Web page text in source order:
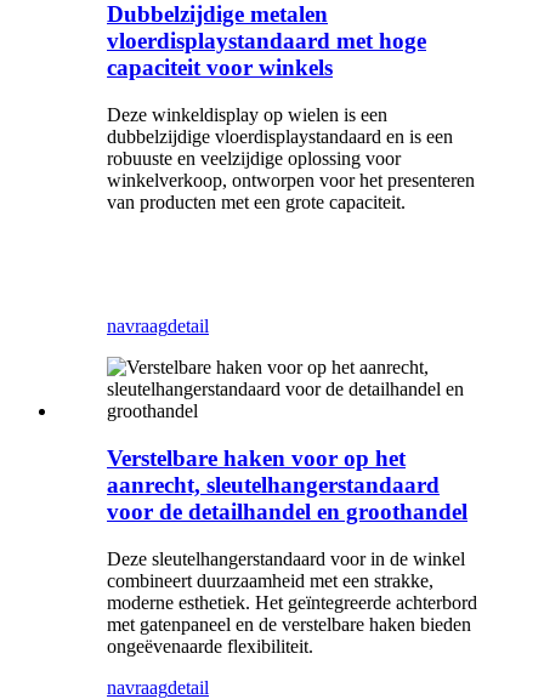
Dubbelzijdige metalen
vloerdisplaystandaard met hoge
capaciteit voor winkels
Deze winkeldisplay op wielen is een
dubbelzijdige vloerdisplaystandaard en is een
robuuste en veelzijdige oplossing voor
winkelverkoop, ontworpen voor het presenteren
van producten met een grote capaciteit.
navraagdetail
Verstelbare haken voor op het
aanrecht, sleutelhangerstandaard
voor de detailhandel en groothandel
Deze sleutelhangerstandaard voor in de winkel
combineert duurzaamheid met een strakke,
moderne esthetiek. Het geïntegreerde achterbord
met gatenpaneel en de verstelbare haken bieden
ongeëvenaarde flexibiliteit.
navraagdetail